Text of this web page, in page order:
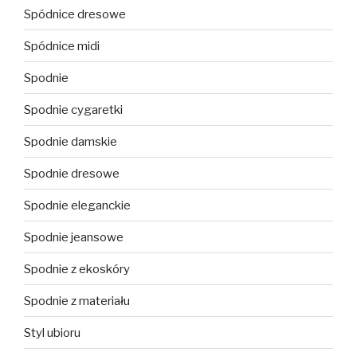
Spódnice dresowe
Spódnice midi
Spodnie
Spodnie cygaretki
Spodnie damskie
Spodnie dresowe
Spodnie eleganckie
Spodnie jeansowe
Spodnie z ekoskóry
Spodnie z materiału
Styl ubioru